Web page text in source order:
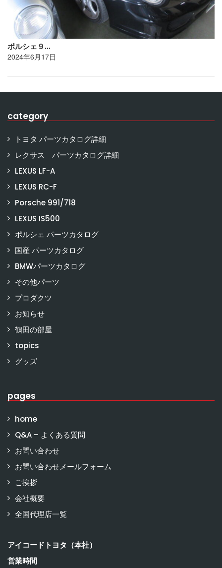
ポルシェ９…
2024年6月17日
category
トヨタ パーツカタログ詳細
レクサス パーツカタログ詳細
LEXUS LF-A
LEXUS RC-F
Porsche 991/718
LEXUS IS500
ポルシェ パーツカタログ
国産 パーツカタログ
BMWパーツカタログ
その他パーツ
プロダクツ
お知らせ
鶴田の部屋
topics
グッズ
pages
home
Q&A – よくある質問
お問い合わせ
お問い合わせメールフォーム
ご挨拶
会社概要
全国代理店一覧
アイコードトヨタ（本社）
営業時間